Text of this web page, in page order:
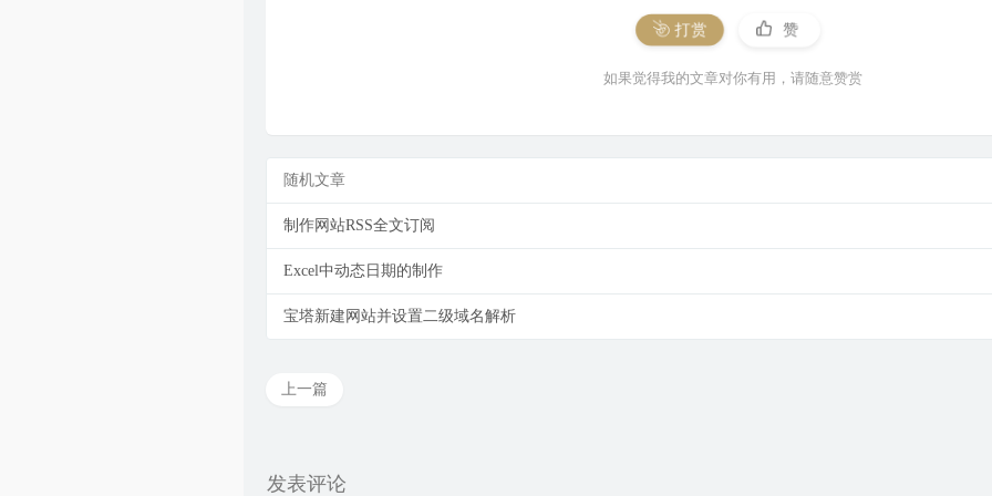
打赏 赞
如果觉得我的文章对你有用，请随意赞赏
随机文章
制作网站RSS全文订阅
Excel中动态日期的制作
宝塔新建网站并设置二级域名解析
上一篇
发表评论